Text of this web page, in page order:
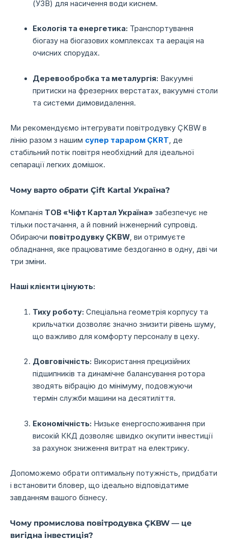
(УЗВ) для насичення води киснем.
Екологія та енергетика: Транспортування
біогазу на біогазових комплексах та аерація на
очисних спорудах.
Деревообробка та металургія: Вакуумні
притиски на фрезерних верстатах, вакуумні столи
та системи димовидалення.
Ми рекомендуємо інтегрувати повітродувку ÇKBW в
лінію разом з нашим супер тараром ÇKRT, де
стабільний потік повітря необхідний для ідеальної
сепарації легких домішок.
Чому варто обрати Çift Kartal Україна?
Компанія ТОВ «Чіфт Картал Україна» забезпечує не
тільки постачання, а й повний інженерний супровід.
Обираючи повітродувку ÇKBW, ви отримуєте
обладнання, яке працюватиме бездоганно в одну, дві чи
три зміни.
Наші клієнти цінують:
Тиху роботу: Спеціальна геометрія корпусу та
крильчатки дозволяє значно знизити рівень шуму,
що важливо для комфорту персоналу в цеху.
Довговічність: Використання прецизійних
підшипників та динамічне балансування ротора
зводять вібрацію до мінімуму, подовжуючи
термін служби машини на десятиліття.
Економічність: Низьке енергоспоживання при
високій ККД дозволяє швидко окупити інвестиції
за рахунок зниження витрат на електрику.
Допоможемо обрати оптимальну потужність, придбати
і встановити бловер, що ідеально відповідатиме
завданням вашого бізнесу.
Чому промислова повітродувка ÇKBW — це
вигідна інвестиція?